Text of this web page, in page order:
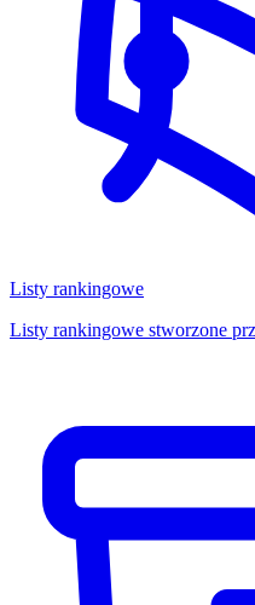
Listy rankingowe
Listy rankingowe stworzone